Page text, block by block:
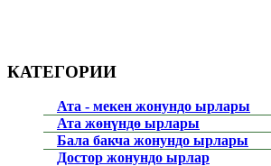
КАТЕГОРИИ
Ата - мекен жонундо ырлары
Ата жөнүндө ырлары
Бала бакча жонундо ырлары
Достор жонундо ырлар